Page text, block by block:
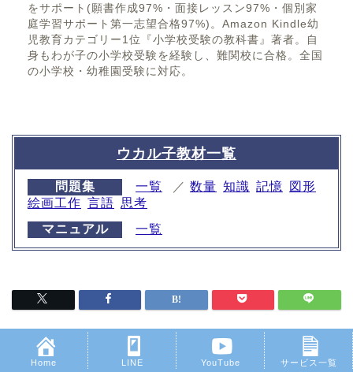
をサポート(願書作成97%・面接レッスン97%・個別家
庭学習サポート第一志望合格97%)。Amazon Kindle幼
児教育カテゴリー1位『小学校受験の教科書』著者。自
身もわが子の小学校受験を経験し、難関校に合格。全国
の小学校・幼稚園受験に対応。
ウカル子教材一覧
問題集 一覧 ／ 数量 知識 記憶
図形
絵画工作 言語 思考
マニュアル
一覧
Home LINE YouTube サービス一覧